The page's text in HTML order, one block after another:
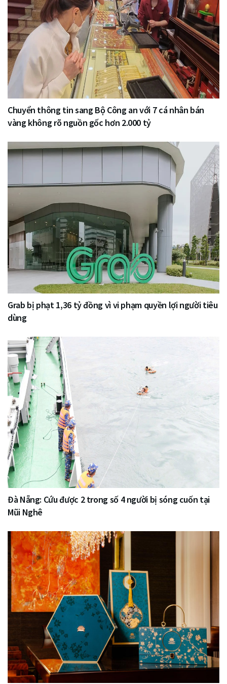
Chuyển thông tin sang Bộ Công an với 7 cá nhân bán
vàng không rõ nguồn gốc hơn 2.000 tỷ
Grab bị phạt 1,36 tỷ đồng vì vi phạm quyền lợi người tiêu
dùng
Đà Nẵng: Cứu được 2 trong số 4 người bị sóng cuốn tại
Mũi Nghê